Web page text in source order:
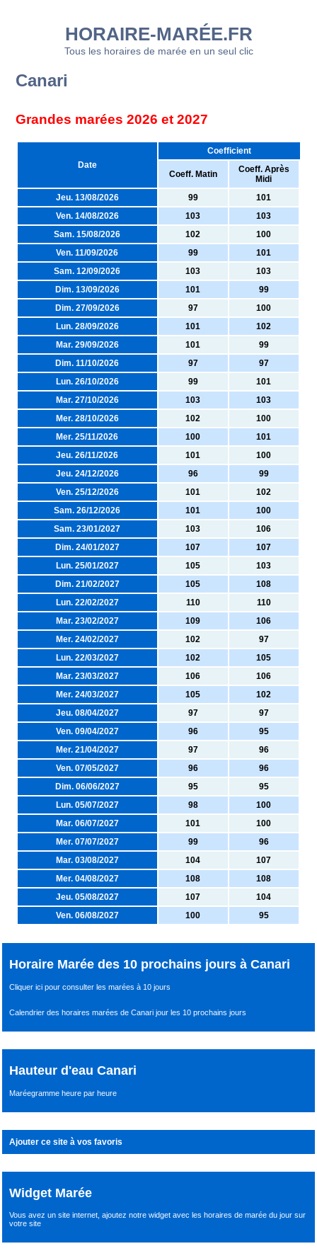
HORAIRE-MARÉE.FR
Tous les horaires de marée en un seul clic
Canari
Grandes marées 2026 et 2027
Date
Coefficient
Coeff. Matin
Coeff. Après
Midi
Jeu. 13/08/2026
99
101
Ven. 14/08/2026
103
103
Sam. 15/08/2026
102
100
Ven. 11/09/2026
99
101
Sam. 12/09/2026
103
103
Dim. 13/09/2026
101
99
Dim. 27/09/2026
97
100
Lun. 28/09/2026
101
102
Mar. 29/09/2026
101
99
Dim. 11/10/2026
97
97
Lun. 26/10/2026
99
101
Mar. 27/10/2026
103
103
Mer. 28/10/2026
102
100
Mer. 25/11/2026
100
101
Jeu. 26/11/2026
101
100
Jeu. 24/12/2026
96
99
Ven. 25/12/2026
101
102
Sam. 26/12/2026
101
100
Sam. 23/01/2027
103
106
Dim. 24/01/2027
107
107
Lun. 25/01/2027
105
103
Dim. 21/02/2027
105
108
Lun. 22/02/2027
110
110
Mar. 23/02/2027
109
106
Mer. 24/02/2027
102
97
Lun. 22/03/2027
102
105
Mar. 23/03/2027
106
106
Mer. 24/03/2027
105
102
Jeu. 08/04/2027
97
97
Ven. 09/04/2027
96
95
Mer. 21/04/2027
97
96
Ven. 07/05/2027
96
96
Dim. 06/06/2027
95
95
Lun. 05/07/2027
98
100
Mar. 06/07/2027
101
100
Mer. 07/07/2027
99
96
Mar. 03/08/2027
104
107
Mer. 04/08/2027
108
108
Jeu. 05/08/2027
107
104
Ven. 06/08/2027
100 95
Horaire Marée des 10 prochains jours à Canari
Cliquer ici pour consulter les marées à 10 jours
Calendrier des horaires marées de Canari jour les 10 prochains jours
Hauteur d'eau Canari
Maréegramme heure par heure
Ajouter ce site à vos favoris
Widget Marée
Vous avez un site internet,ajoutez notre widget avec les horaires de marée du joursur
votre site